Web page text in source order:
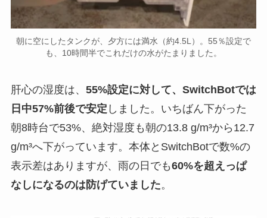
朝に空にしたタンクが、夕方には満水（約4.5L）。55％設定で
も、10時間半でこれだけの水がたまりました。
肝心の湿度は、 55%設定に対して、SwitchBotでは
日中57%前後で安定 しました。いちばん下がった
朝8時台で53%、絶対湿度も朝の13.8 g/m³から12.7
g/m³へ下がっています。本体とSwitchBotで数%の
表示差はありますが、雨の日でも60%を超えっぱ
なしになるのは防げていました。